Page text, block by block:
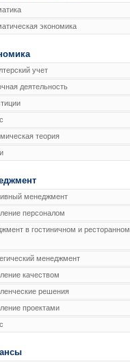
экономика
учет
деятельность
теория
менеджмент
персоналом
в гостиничном и ресторанном
менеджмент
качеством
решения
проектами